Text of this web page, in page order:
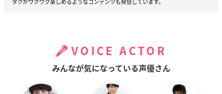
VOICE ACTOR
みんなが気になっている声優さん